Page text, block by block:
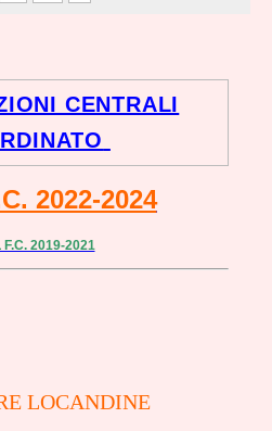
CENTRALI
2022-2024
F.C. 2019-2021
LOCANDINE